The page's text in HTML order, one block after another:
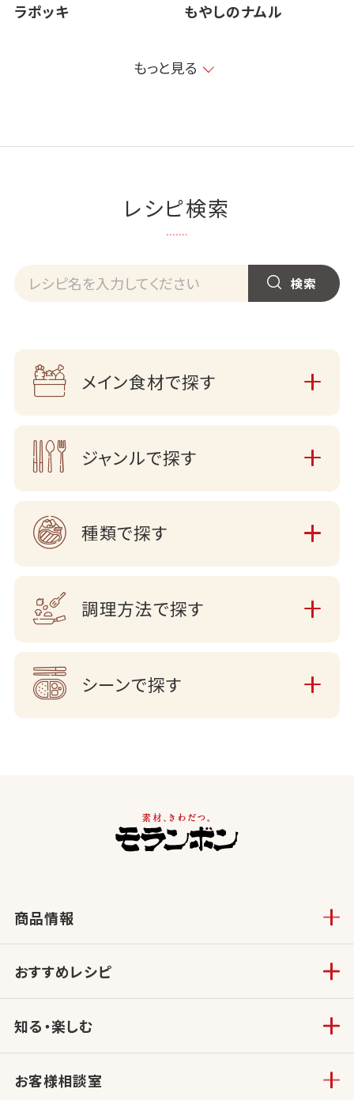
ラポッキ もやしのナムル
もっと見る
レシピ検索
メイン食材で探す
ジャンルで探す
種類で探す
調理方法で探す
シーンで探す
商品情報
おすすめレシピ
知る・楽しむ
お客様相談室